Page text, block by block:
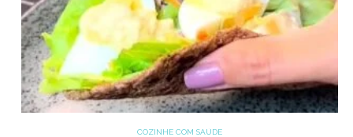
COZINHE COM SAÚDE